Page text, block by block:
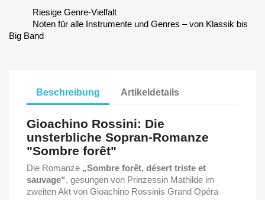
Riesige Genre-Vielfalt
Noten für alle Instrumente und Genres – von Klassik bis
Big Band
Beschreibung Artikeldetails
Gioachino Rossini: Die
unsterbliche Sopran-Romanze
"Sombre forêt"
Die Romanze „Sombre forêt, désert triste et
sauvage“, gesungen von Prinzessin Mathilde im
zweiten Akt von Gioachino Rossinis Grand Opéra